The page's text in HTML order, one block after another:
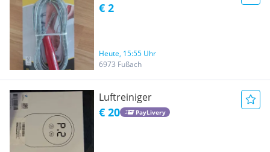
€ 2
Heute, 15:55 Uhr
6973 Fußach
Luftreiniger
€ 20 PayLivery